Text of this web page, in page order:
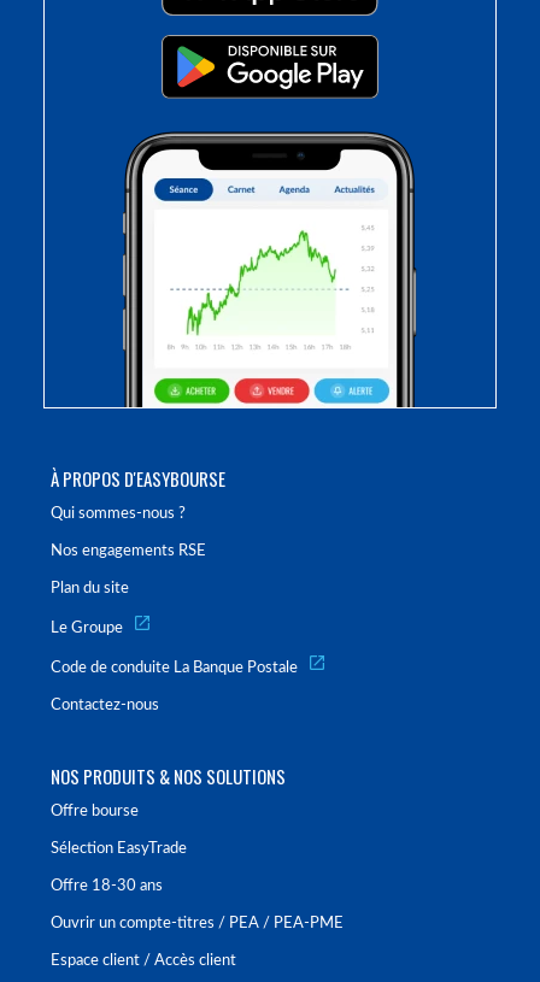
À PROPOS D'EASYBOURSE
Qui sommes-nous ?
Nos engagements RSE
Plan du site
Le Groupe
Code de conduite La Banque Postale
Contactez-nous
NOS PRODUITS & NOS SOLUTIONS
Offre bourse
Sélection EasyTrade
Offre 18-30 ans
Ouvrir un compte-titres / PEA / PEA-PME
Espace client / Accès client